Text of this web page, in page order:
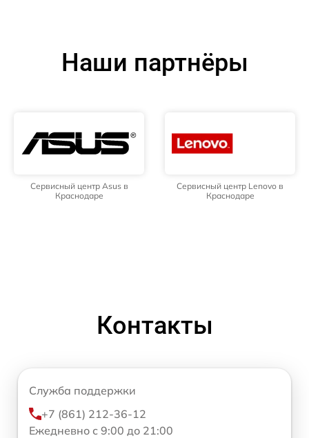
Наши партнёры
Сервисный центр Asus в
Краснодаре
Сервисный центр Lenovo в
Краснодаре
Контакты
Служба поддержки
+7 (861) 212-36-12
Ежедневно с 9:00 до 21:00